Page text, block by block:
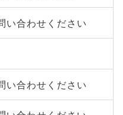
い合わせください
い合わせください